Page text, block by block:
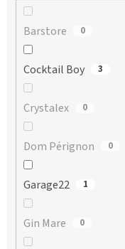
Barstore 0
Cocktail Boy 3
Crystalex 0
Dom Pérignon 0
Garage22 1
Gin Mare 0